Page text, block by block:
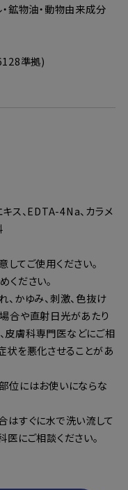
鉱物油・動物由来成分
準拠)
ス、EDTA-4Na、カラメ
てご使用ください。
ください。
、かゆみ、刺激、色抜け
合や直射日光があたり
皮膚科専門医などにご相
状を悪化させることがあ
位にはお使いにならな
はすぐに水で洗い流して
医にご相談ください。